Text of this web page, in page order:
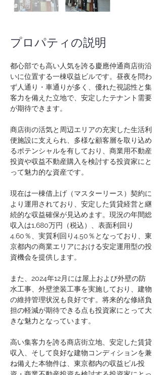
プロパティの説明
都心部でも高い人気を誇る慶應仲通商店街沿
いに位置する一棟収益ビルです。昼夜を問わ
ず人通り・車通りが多く、優れた視認性と集
客力を備えた立地で、安定したテナント需要
が期待できます。
商店街の活気と周辺エリアの充実した生活利
便施設に支えられ、多様な顧客層を取り込め
るポテンシャルを有しており、商業用不動産
投資や収益不動産購入を検討する投資家にと
って魅力的な資産です。
現在は一棟借上げ（マスターリース）契約に
より運用されており、安定した賃貸経営と継
続的な収益確保が見込めます。現況の年間総
収入は1,680万円（税込）、表面利回り
4.60％、実質利回り4.50％となっており、東
京都内の商業エリアにおける安定運用型の投
資機会を提供します。
また、2024年12月には屋上および外壁の防
水工事、外壁塗装工事を実施しており、建物
の維持管理状況も良好です。将来的な修繕負
担の軽減が期待できる点も投資家にとって大
きな魅力となっています。
高い集客力を誇る商店街立地、安定した賃貸
収入、そして良好な建物コンディションを兼
ね備えた本物件は、東京都内の収益ビル投